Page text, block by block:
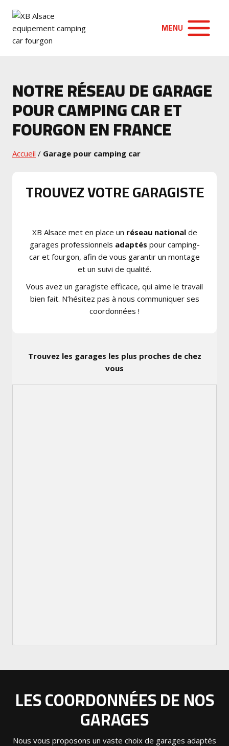
contenu
MENU
NOTRE RÉSEAU DE GARAGE
POUR CAMPING CAR ET
FOURGON EN FRANCE
Accueil / Garage pour camping car
TROUVEZ VOTRE GARAGISTE
XB Alsace met en place un réseau nationalde
garages professionnels adaptés pour camping-
car et fourgon, afin de vous garantir un montage
et un suivi de qualité.
Vous avez un garagiste efficace, qui aime le travail
bien fait. N’hésitez pas à nous communiquer ses
coordonnées !
Trouvez les garages les plus proches de chez
vous
LES COORDONNÉES DE NOS
GARAGES
Nous vous proposons un vaste choix de garages adaptés